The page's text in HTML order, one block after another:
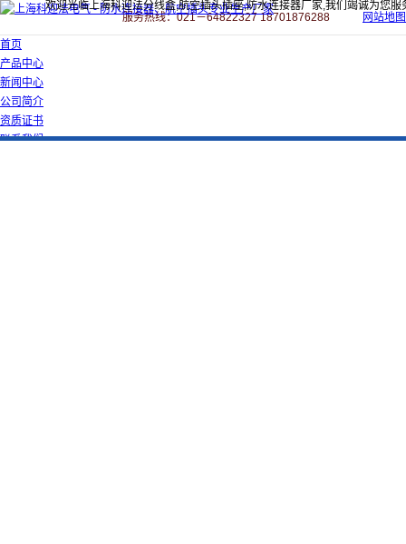
欢迎光临上海科迎法分线盒,航空插头插座,防水连接器厂家,我们竭诚为您服
服务热线：021－64822327 18701876288
网站地图
首页
产品中心
新闻中心
公司简介
资质证书
联系我们